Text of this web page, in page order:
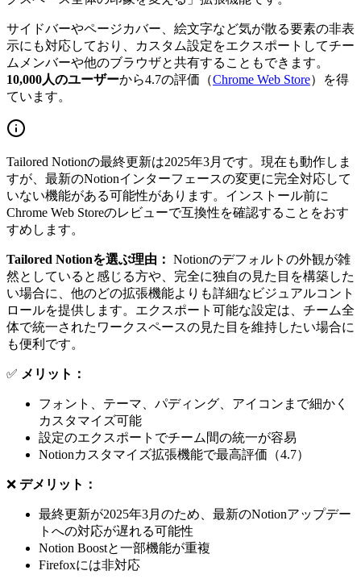
サイドバーやページカバー、絵文字など気が散る要素の非表
示にも対応しており、カスタム設定をエクスポートしてチー
ムメンバーや他のブラウザと共有することもできます。
10,000人のユーザーから4.7の評価（Chrome Web Store）を得
ています。
Tailored Notionの最終更新は2025年3月です。現在も動作しま
すが、最新のNotionインターフェースの変更に完全対応して
いない機能がある可能性があります。インストール前に
Chrome Web Storeのレビューで互換性を確認することをおす
すめします。
Tailored Notionを選ぶ理由： Notionのデフォルトの外観が雑
然としていると感じる方や、完全に独自の見た目を構築した
い場合に、他のどの拡張機能よりも詳細なビジュアルコント
ロールを提供します。エクスポート可能な設定は、チーム全
体で統一されたワークスペースの見た目を維持したい場合に
も便利です。
✅ メリット：
フォント、テーマ、パディング、アイコンまで細かく
カスタマイズ可能
設定のエクスポートでチーム間の統一が容易
Notionカスタマイズ拡張機能で最高評価（4.7）
❌ デメリット：
最終更新が2025年3月のため、最新のNotionアップデー
トへの対応が遅れる可能性
Notion Boostと一部機能が重複
Firefoxには非対応